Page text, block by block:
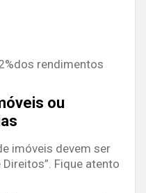
rendimentos
ou
imóveis devem ser
Fique atento